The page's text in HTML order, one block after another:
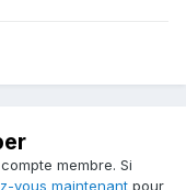
membre. Si
vous maintenant pour